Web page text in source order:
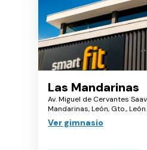
Las Mandarinas
Av. Miguel de Cervantes
Mandarinas, León, Gto.,
Ver gimnasio